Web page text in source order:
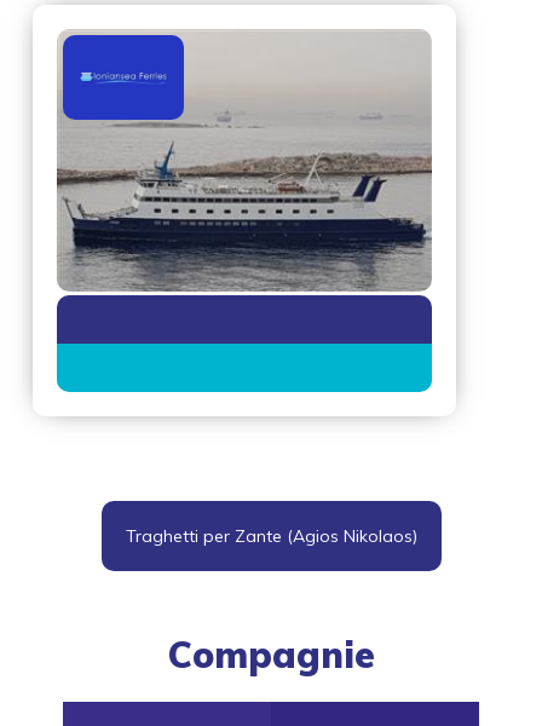
Traghetti per Zante (Agios Nikolaos)
Compagnie